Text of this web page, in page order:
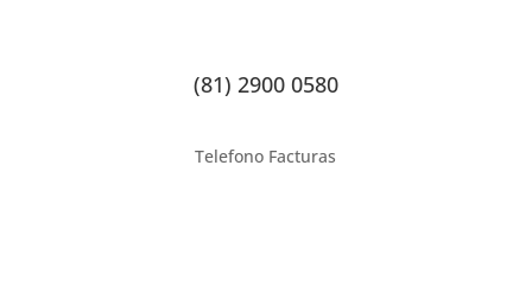
(81) 2900 0580
Telefono Facturas